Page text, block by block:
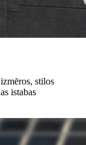
stilos
istabas